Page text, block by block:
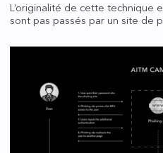
L’originalité de cette technique
sont pas passés par un site de